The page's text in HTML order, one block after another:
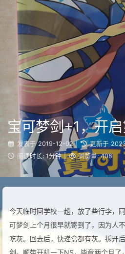
宝可梦剑+1，开
发表于 2019-12-02 | 更新于
阅读时长: 1分钟 | 浏览量: 408
今天临时回学校一趟，放了些行李，
可梦剑上个月很早就寄到了，因为人
吃灰。回去后，快递盒都有灰。拆开
剑。顺带开机一下NS，毕竟两个月了